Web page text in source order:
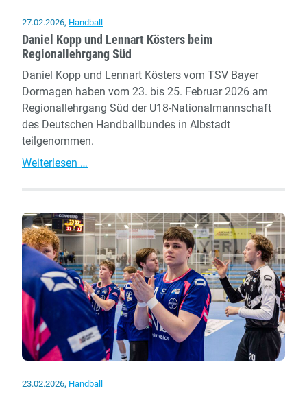
27.02.2026, Handball
Daniel Kopp und Lennart Kösters beim
Regionallehrgang Süd
Daniel Kopp und Lennart Kösters vom TSV Bayer
Dormagen haben vom 23. bis 25. Februar 2026 am
Regionallehrgang Süd der U18-Nationalmannschaft
des Deutschen Handballbundes in Albstadt
teilgenommen.
Weiterlesen …
Lennart
Kösters
Regionallehrgang
Süd
23.02.2026, Handball